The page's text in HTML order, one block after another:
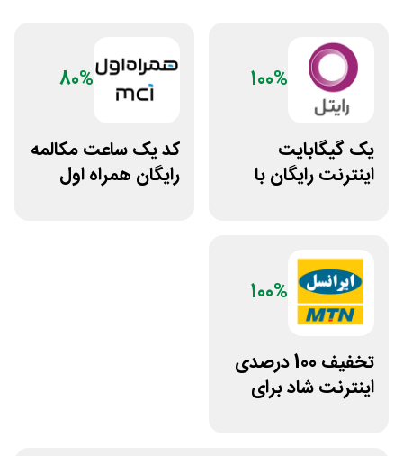
100%
یک گیگابایت
اینترنت رایگان با
80%
کد ⁣یک ساعت مکالمه
رایگان همراه اول
100%
تخفیف 100 درصدی
اینترنت شاد برای